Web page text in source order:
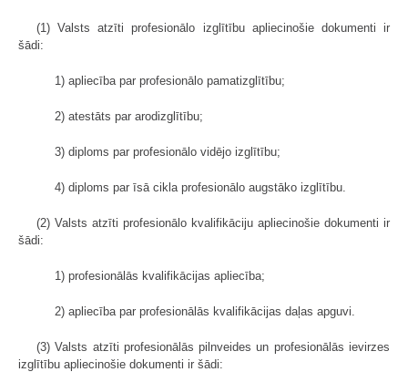
(1) Valsts atzīti profesionālo izglītību apliecinošie dokumenti ir
šādi:
1) apliecība par profesionālo pamatizglītību;
2) atestāts par arodizglītību;
3) diploms par profesionālo vidējo izglītību;
4) diploms par īsā cikla profesionālo augstāko izglītību.
(2) Valsts atzīti profesionālo kvalifikāciju apliecinošie dokumenti ir
šādi:
1) profesionālās kvalifikācijas apliecība;
2) apliecība par profesionālās kvalifikācijas daļas apguvi.
(3) Valsts atzīti profesionālās pilnveides un profesionālās ievirzes
izglītību apliecinošie dokumenti ir šādi: